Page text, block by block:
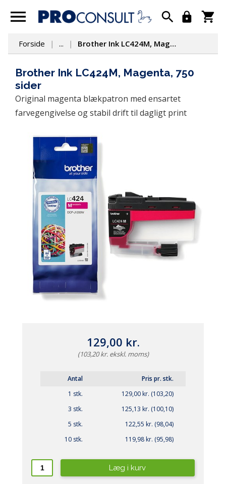
Forside ... Brother Ink LC424M, Magenta, 750 sider
Brother Ink LC424M, Magenta, 750
sider
Original magenta blækpatron med ensartet
farvegengivelse og stabil drift til dagligt print
129,00 kr.
(103,20 kr. ekskl. moms)
Antal
Pris pr. stk.
1 stk.
129,00 kr. (103,20)
3 stk.
125,13 kr. (100,10)
5 stk.
122,55 kr. (98,04)
10 stk.
119,98 kr. (95,98)
Læg i kurv